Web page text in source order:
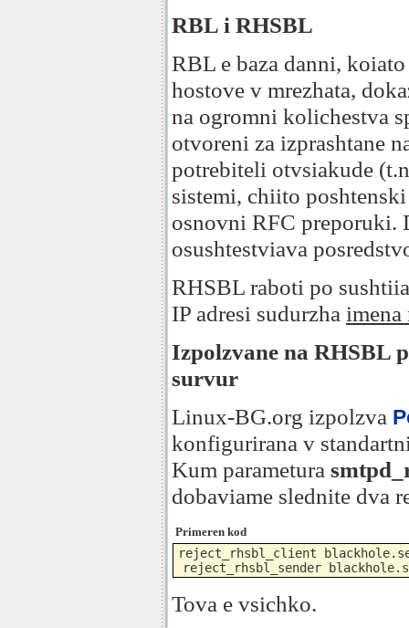
RBL i RHSBL
RBL e baza danni,
hostove v mrezhata,
na ogromni kolichestva
otvoreni za izprashtane
potrebiteli otvsiakude
sistemi, chiito
osnovni RFC preporuki.
osushtestviava
RHSBL raboti po
IP adresi sudurzha imena
Izpolzvane na RHSBL
survur
Linux-BG.org izpolzva
konfigurirana v
Kum parametura
dobaviame slednite dva
Primeren kod
reject_rhsbl_client
reject_rhsbl_sender
Tova e vsichko.